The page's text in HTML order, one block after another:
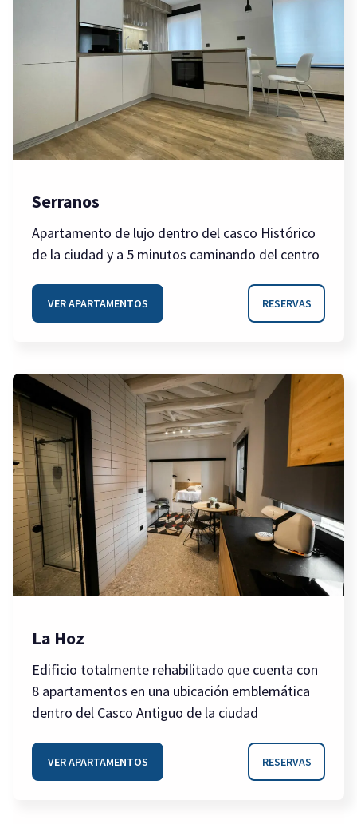
Serranos
Apartamento de lujo dentro del casco Histórico
de la ciudad y a 5 minutos caminando del centro
VER APARTAMENTOS RESERVAS
La Hoz
Edificio totalmente rehabilitado que cuenta con
8 apartamentos en una ubicación emblemática
dentro del Casco Antiguo de la ciudad
VER APARTAMENTOS RESERVAS